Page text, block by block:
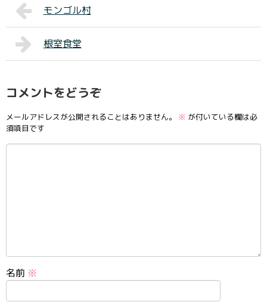
モンゴル村
根室食堂
コメントをどうぞ
メールアドレスが公開されることはありません。 ※ が付いている欄は必
須項目です
名前 ※